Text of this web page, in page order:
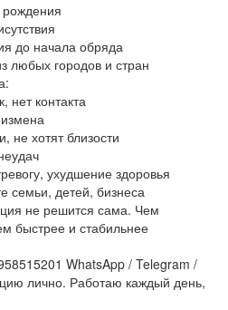
до начала обряда
любых городов и стран
контакта
хотят близости
ухудшение здоровья
детей, бизнеса
не решится сама. Чем
быстрее и стабильнее
WhatsApp / Telegram /
лично. Работаю каждый день,